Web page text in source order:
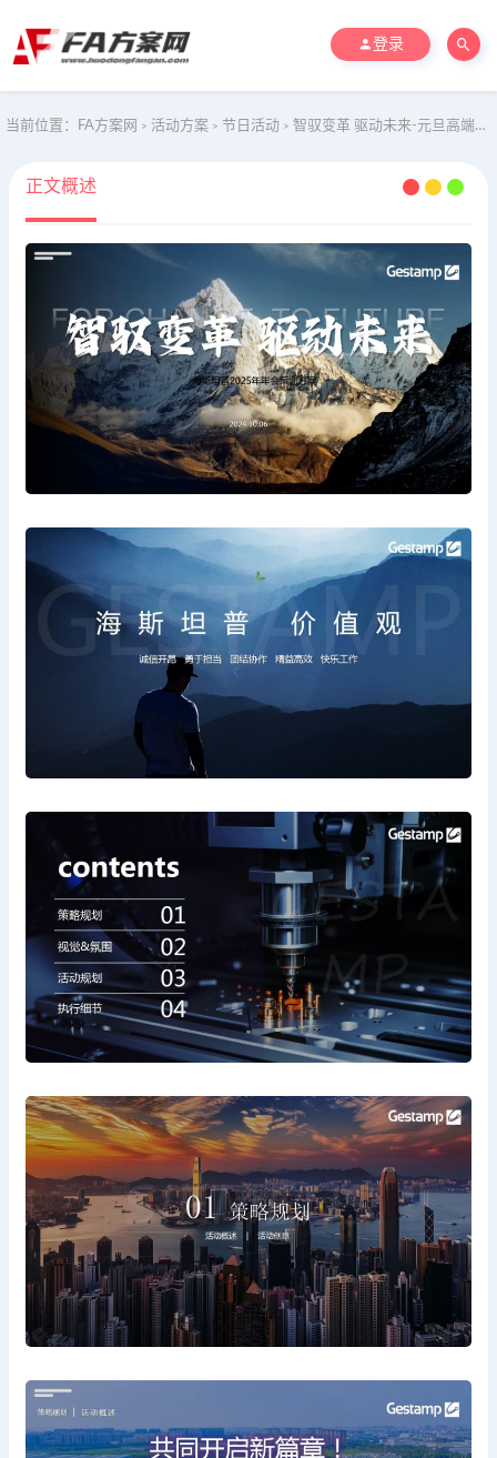
登录
当前位置： FA方案网 > 活动方案 > 节日活动 > 智驭变革 驱动未来-元旦高端科技年会尾牙活动策划方案
正文概述